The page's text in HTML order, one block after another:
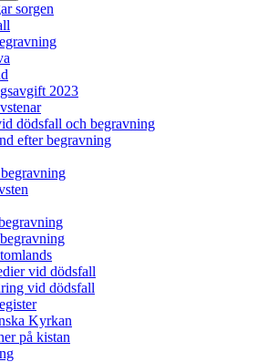
sorgen
2023
dödsfall och begravning
efter begravning
vid dödsfall
vid dödsfall
Kyrkan
på kistan